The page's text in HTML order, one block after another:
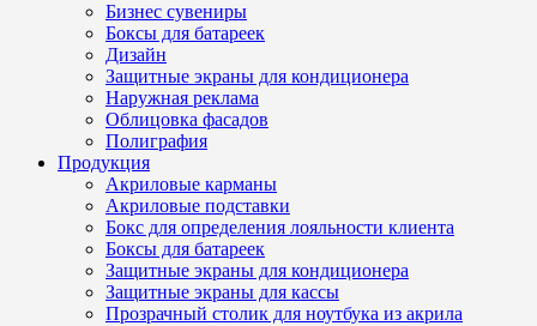
Бизнес сувениры
Боксы для батареек
Дизайн
Защитные экраны для кондиционера
Наружная реклама
Облицовка фасадов
Полиграфия
Продукция
Акриловые карманы
Акриловые подставки
Бокс для определения лояльности клиента
Боксы для батареек
Защитные экраны для кондиционера
Защитные экраны для кассы
Прозрачный столик для ноутбука из акрила